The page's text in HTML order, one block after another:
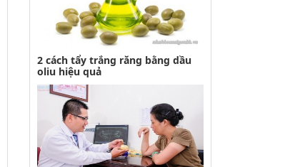
2 cách tẩy trắng răng bằng dầu
oliu hiệu quả